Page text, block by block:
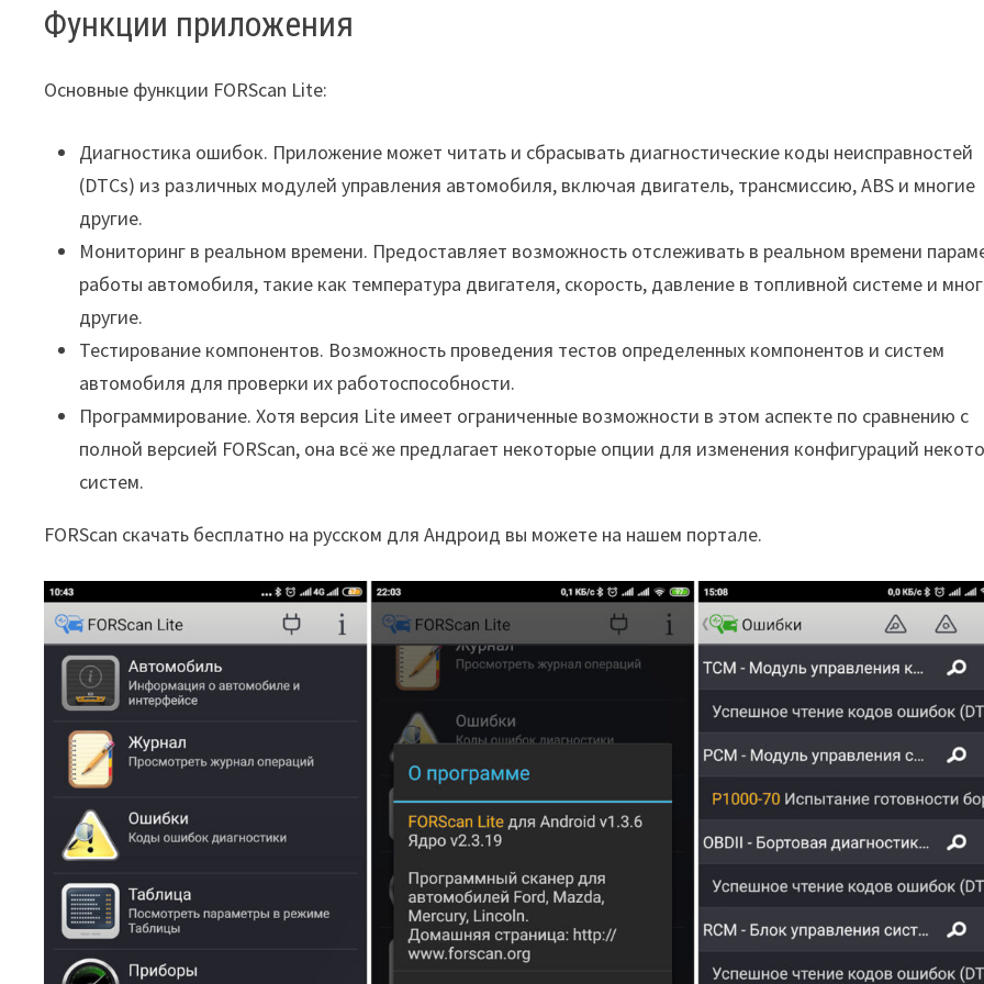
Функции приложения
Основные функции FORScan Lite:
Диагностика ошибок. Приложение может читать и сбрасывать диагностические коды неисправностей
(DTCs) из различных модулей управления автомобиля, включая двигатель, трансмиссию, ABS и многие
другие.
Мониторинг в реальном времени. Предоставляет возможность отслеживать в реальном времени
работы автомобиля, такие как температура двигателя, скорость, давление в топливной системе и
другие.
Тестирование компонентов. Возможность проведения тестов определенных компонентов и систем
автомобиля для проверки их работоспособности.
Программирование. Хотя версия Lite имеет ограниченные возможности в этом аспекте по сравнению с
полной версией FORScan, она всё же предлагает некоторые опции для изменения конфигураций
систем.
FORScan скачать бесплатно на русском для Андроид вы можете на нашем портале.